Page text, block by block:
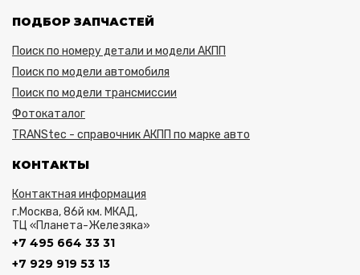
ПОДБОР ЗАПЧАСТЕЙ
Поиск по номеру детали и модели АКПП
Поиск по модели автомобиля
Поиск по модели трансмиссии
Фотокаталог
TRANStec - справочник АКПП по марке авто
КОНТАКТЫ
Контактная информация
г.Москва, 86й км. МКАД,
ТЦ «Планета-Железяка»
+7 495 664 33 31
+7 929 919 53 13